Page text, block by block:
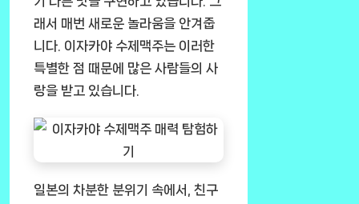
래서 매번 새로운 놀라움을 안겨줍
니다. 이자카야 수제맥주는 이러한
특별한 점 때문에 많은 사람들의 사
랑을 받고 있습니다.
일본의 차분한 분위기 속에서, 친구